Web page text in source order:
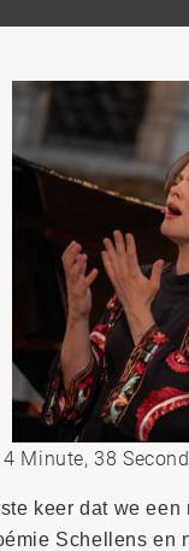
4 Minute, 38 Second
keer dat we een
Schellens en